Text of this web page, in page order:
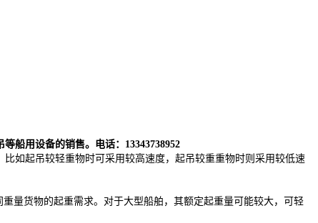
船用设备的销售。电话：13343738952
如起吊较轻重物时可采用较高速度，起吊较重重物时则采用较低速
量货物的起重需求。对于大型船舶，其额定起重量可能较大，可轻